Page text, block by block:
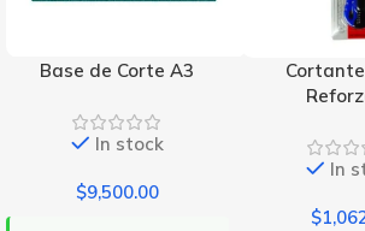
Base de Corte A3
In stock
$9,500.00
In
$